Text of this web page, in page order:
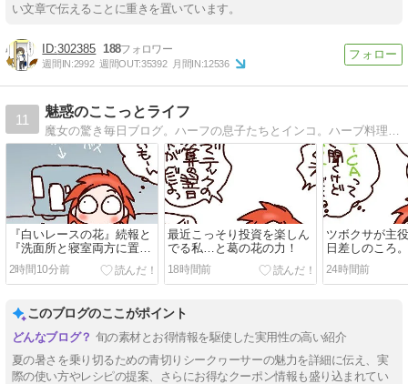
い文章で伝えることに重きを置いています。
302385 188
週間IN:2992 週間OUT:35392 月間IN:12536
11
魅惑のここっとライフ
『白いレースの花』続報と
『洗面所と寝室両方に置い
てあるもの』
2時間10分前
最近こっそり投資を楽しん
でる私…と葛の花の力！
18時間前
ツボクサが主
日差しのころ。
24時間前
このブログのここがポイント
旬の素材とお得情報を駆使した実用性の高い紹介
夏の暑さを乗り切るための青切りシークヮーサーの魅力を詳細に伝え、実
際の使い方やレシピの提案、さらにお得なクーポン情報も盛り込まれてい